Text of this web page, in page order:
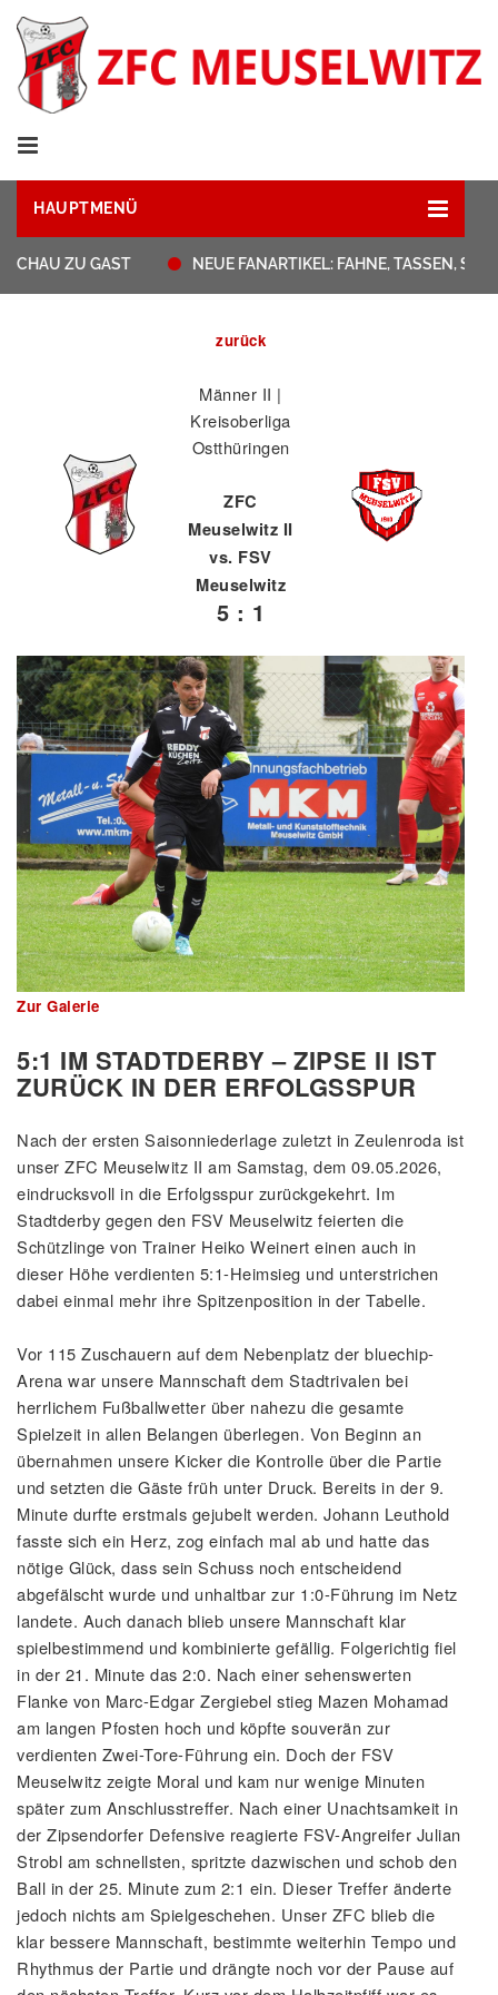
HAUPTMENÜ
ZU GAST NEUE FANARTIKEL: FAHNE, TASSEN,
zurück
Männer II |
Kreisoberliga
Ostthüringen
ZFC
Meuselwitz II
vs. FSV
Meuselwitz
5 : 1
Zur Galerie
5:1 IM STADTDERBY – ZIPSE II IST
ZURÜCK IN DER ERFOLGSSPUR
Nach der ersten Saisonniederlage zuletzt in Zeulenroda ist
unser ZFC Meuselwitz II am Samstag, dem 09.05.2026,
eindrucksvoll in die Erfolgsspur zurückgekehrt. Im
Stadtderby gegen den FSV Meuselwitz feierten die
Schützlinge von Trainer Heiko Weinert einen auch in
dieser Höhe verdienten 5:1-Heimsieg und unterstrichen
dabei einmal mehr ihre Spitzenposition in der Tabelle.
Vor 115 Zuschauern auf dem Nebenplatz der bluechip-
Arena war unsere Mannschaft dem Stadtrivalen bei
herrlichem Fußballwetter über nahezu die gesamte
Spielzeit in allen Belangen überlegen. Von Beginn an
übernahmen unsere Kicker die Kontrolle über die Partie
und setzten die Gäste früh unter Druck. Bereits in der 9.
Minute durfte erstmals gejubelt werden. Johann Leuthold
fasste sich ein Herz, zog einfach mal ab und hatte das
nötige Glück, dass sein Schuss noch entscheidend
abgefälscht wurde und unhaltbar zur 1:0-Führung im Netz
landete. Auch danach blieb unsere Mannschaft klar
spielbestimmend und kombinierte gefällig. Folgerichtig fiel
in der 21. Minute das 2:0. Nach einer sehenswerten
Flanke von Marc-Edgar Zergiebel stieg Mazen Mohamad
am langen Pfosten hoch und köpfte souverän zur
verdienten Zwei-Tore-Führung ein. Doch der FSV
Meuselwitz zeigte Moral und kam nur wenige Minuten
später zum Anschlusstreffer. Nach einer Unachtsamkeit in
der Zipsendorfer Defensive reagierte FSV-Angreifer Julian
Strobl am schnellsten, spritzte dazwischen und schob den
Ball in der 25. Minute zum 2:1 ein. Dieser Treffer änderte
jedoch nichts am Spielgeschehen. Unser ZFC blieb die
klar bessere Mannschaft, bestimmte weiterhin Tempo und
Rhythmus der Partie und drängte noch vor der Pause auf